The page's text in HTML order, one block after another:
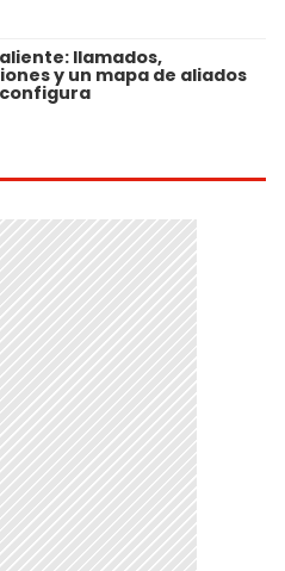
llamados,
y un mapa de aliados